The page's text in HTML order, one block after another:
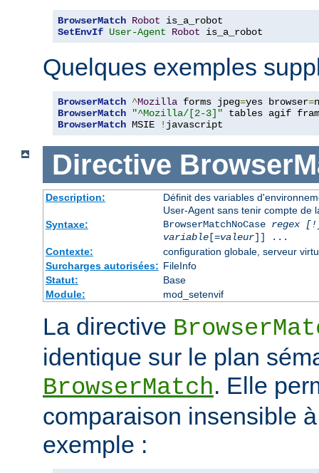
BrowserMatch Robot
SetEnvIf User-Agent Robot is_a_robot
Quelques exemples
BrowserMatch ^Mozilla forms jpeg=yes browser=
BrowserMatch
"^Mozilla/[2-3]"
BrowserMatch MSIE ! javascript
Directive
Description:
Définit des variables
User-Agent sans tenir compte de
Syntaxe:
BrowserMatchNoCase regex
variable[=valeur]] ...
Contexte:
configuration globale, serveur
Surcharges autorisées: FileInfo
Statut:
Base
Module:
mod_setenvif
La directive
identique sur le plan
BrowserMatch. Elle
comparaison insensible
exemple :